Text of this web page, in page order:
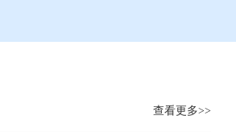
查看更多>>